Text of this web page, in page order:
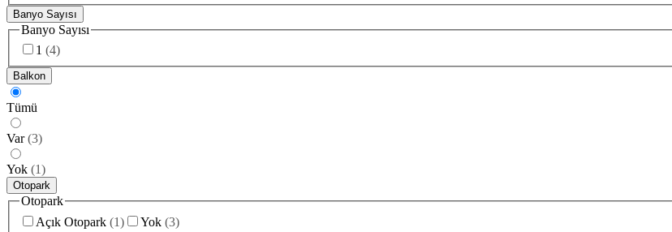
Banyo Sayısı
Banyo Sayısı
1 (4)
Balkon
Tümü
Var (3)
Yok (1)
Otopark
Otopark
Açık Otopark (1) Yok (3)